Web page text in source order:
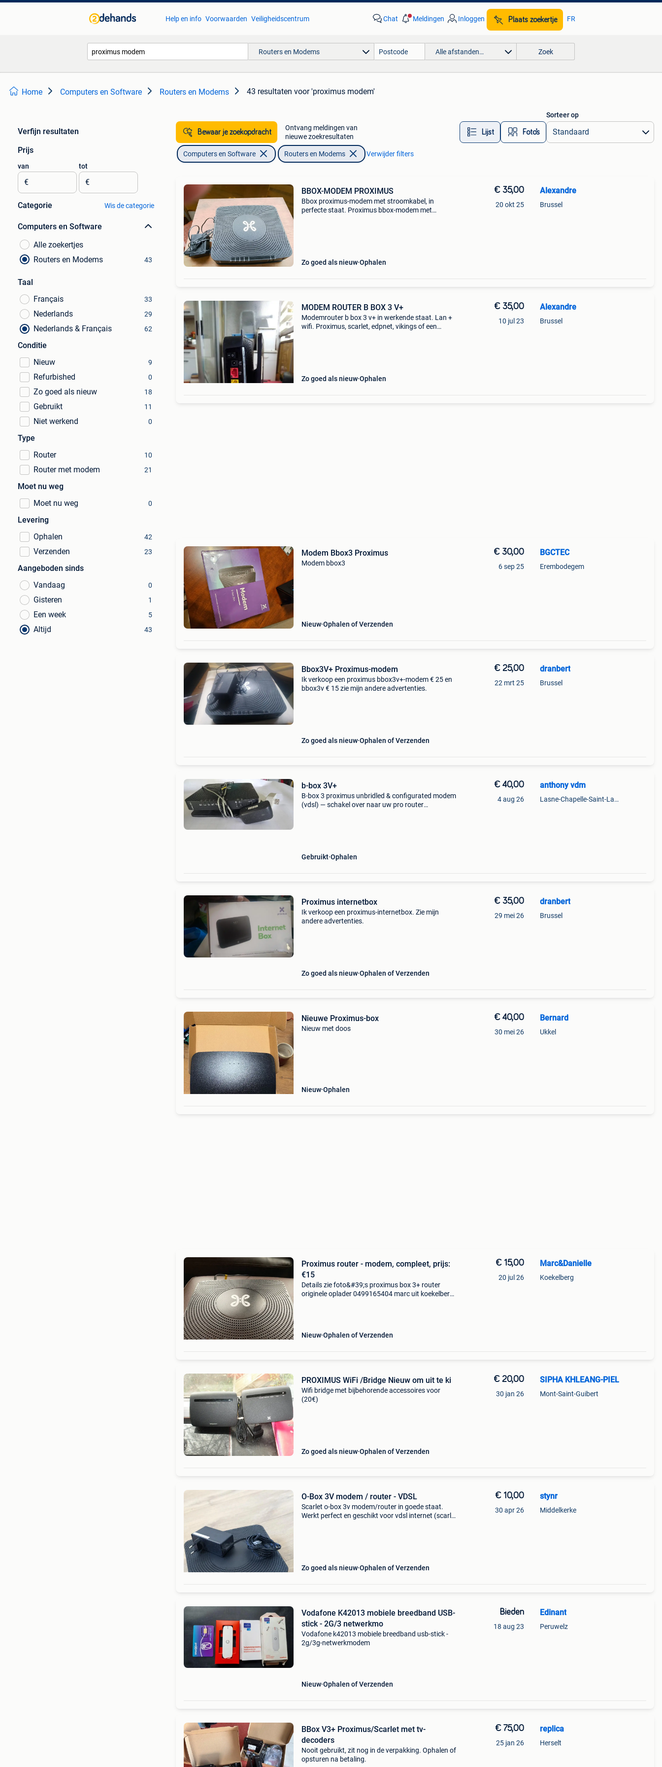
Help en info Voorwaarden Veiligheidscentrum Chat Meldingen Inloggen Plaats zoekertje FR
Routers en Modems Alle afstanden… Zoek
Home Computers en Software Routers en Modems 43 resultaten voor 'proximus modem'
Verfijn resultaten
Prijs
van
€
tot
€
Categorie Wis de categorie
Computers en Software
Alle zoekertjes
Routers en Modems
43
Taal
Français
33
Nederlands 29
Nederlands & Français 62
Conditie
Nieuw
9
Refurbished 0
Zo goed als nieuw 18
Gebruikt 11
Niet werkend 0
Type
Router
10
Router met modem 21
Moet nu weg
Moet nu weg
0
Levering
Ophalen
42
Verzenden 23
Aangeboden sinds
Vandaag
0
Gisteren 1
Een week 5
Altijd 43
Bewaar je zoekopdracht
Ontvang meldingen van
nieuwe zoekresultaten
Lijst Foto’s
Sorteer op
Computers en Software Routers en Modems Verwijder filters
BBOX-MODEM PROXIMUS
Bbox proximus-modem met stroomkabel, in
perfecte staat. Proximus bbox-modem met
Zo goed als nieuw Ophalen
€ 35,00
20 okt 25
Alexandre
Brussel
MODEM ROUTER B BOX 3 V+
Modemrouter b box 3 v+ in werkende staat. Lan +
wifi. Proximus, scarlet, edpnet, vikings of een
Zo goed als nieuw Ophalen
€ 35,00
10 jul 23
Alexandre
Brussel
Modem Bbox3 Proximus
Modem bbox3
Nieuw Ophalen of Verzenden
€ 30,00
6 sep 25
BGCTEC
Erembodegem
Bbox3V+ Proximus-modem
Ik verkoop een proximus bbox3v+-modem € 25 en
bbox3v € 15 zie mijn andere advertenties.
Zo goed als nieuw Ophalen of Verzenden
€ 25,00
22 mrt 25
dranbert
Brussel
b-box 3V+
B-box 3 proximus unbridled & configurated modem
(vdsl) — schakel over naar uw pro router
Gebruikt Ophalen
€ 40,00
4 aug 26
anthony vdm
Lasne-Chapelle-Saint-Lambert
Proximus internetbox
Ik verkoop een proximus-internetbox. Zie mijn
andere advertenties.
Zo goed als nieuw Ophalen of Verzenden
€ 35,00
29 mei 26
dranbert
Brussel
Nieuwe Proximus-box
Nieuw met doos
Nieuw Ophalen
€ 40,00
30 mei 26
Bernard
Ukkel
Proximus router - modem, compleet, prijs:
€15
Details zie foto&#39;s proximus box 3+ router
originele oplader 0499165404 marc uit koekelberg
Nieuw Ophalen of Verzenden
€ 15,00
20 jul 26
Marc&Danielle
Koekelberg
PROXIMUS WiFi /Bridge Nieuw om uit te ki
Wifi bridge met bijbehorende accessoires voor
(20€)
Zo goed als nieuw Ophalen of Verzenden
€ 20,00
30 jan 26
SIPHA KHLEANG-PIEL
Mont-Saint-Guibert
O-Box 3V modem / router - VDSL
Scarlet o-box 3v modem/router in goede staat.
Werkt perfect en geschikt voor vdsl internet (scarlet
Zo goed als nieuw Ophalen of Verzenden
€ 10,00
30 apr 26
stynr
Middelkerke
Vodafone K42013 mobiele breedband USB-
stick - 2G/3 netwerkmo
Vodafone k42013 mobiele breedband usb-stick -
2g/3g-netwerkmodem
Nieuw Ophalen of Verzenden
Bieden
18 aug 23
Edinant
Peruwelz
BBox V3+ Proximus/Scarlet met tv-
decoders
Nooit gebruikt, zit nog in de verpakking. Ophalen of
opsturen na betaling.
€ 75,00
25 jan 26
replica
Herselt